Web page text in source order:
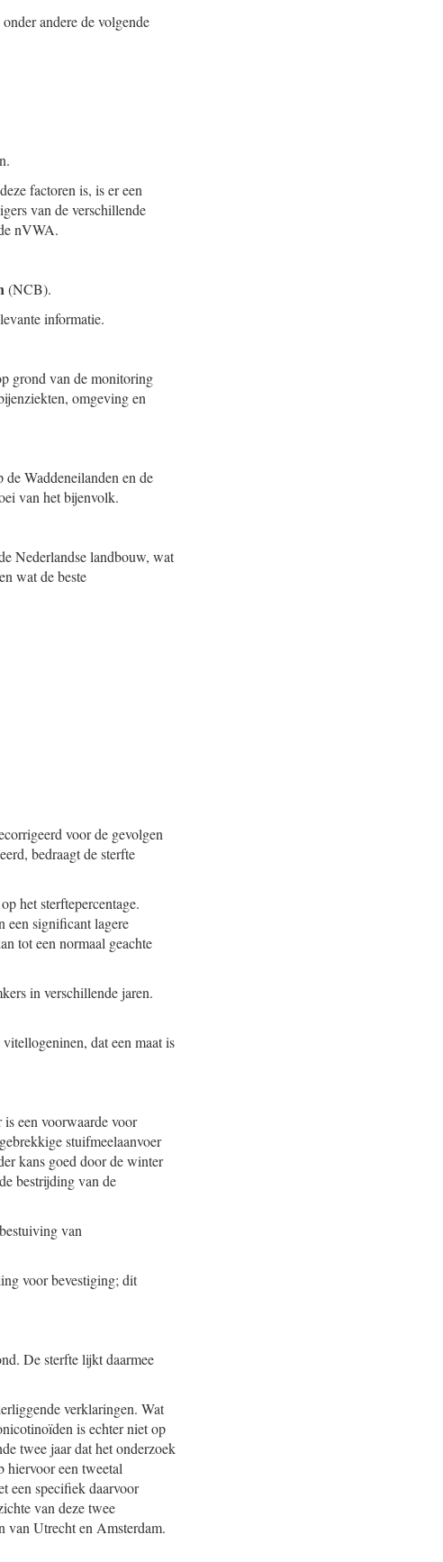
andere de volgende
factoren is, is er een
van de verschillende
nVWA.
(NCB).
informatie.
grond van de monitoring
omgeving en
Waddeneilanden en de
van het bijenvolk.
Nederlandse landbouw, wat
wat de beste
voor de gevolgen
bedraagt de sterfte
het sterftepercentage.
een significant lagere
tot een normaal geachte
in verschillende jaren.
dat een maat is
een voorwaarde voor
stuifmeelaanvoer
kans goed door de winter
bestrijding van de
van
voor bevestiging; dit
De sterfte lijkt daarmee
verklaringen. Wat
is echter niet op
twee jaar dat het onderzoek
hiervoor een tweetal
een specifiek daarvoor
van deze twee
van Utrecht en Amsterdam.